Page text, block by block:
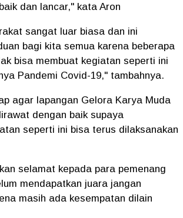
dan lancar," kata Aron
sangat luar biasa dan ini
bagi kita semua karena beberapa
bisa membuat kegiatan seperti ini
Pandemi Covid-19," tambahnya.
agar lapangan Gelora Karya Muda
dengan baik supaya
seperti ini bisa terus dilaksanakan
selamat kepada para pemenang
mendapatkan juara jangan
masih ada kesempatan dilain